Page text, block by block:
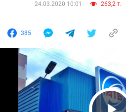
24.03.2020 10:01
263,2 т.
385